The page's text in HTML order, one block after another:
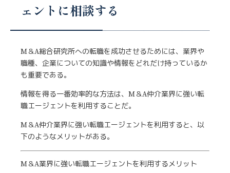
ェントに相談する
M＆A総合研究所への転職を成功させるためには、業界や
職種、企業についての知識や情報をどれだけ持っているか
も重要である。
情報を得る一番効率的な方法は、M＆A仲介業界に強い転
職エージェントを利用することだ。
M＆A仲介業界に強い転職エージェントを利用すると、以
下のようなメリットがある。
M＆A業界に強い転職エージェントを利用するメリット